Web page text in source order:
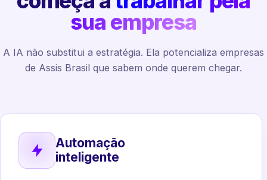
sua empresa
A IA não substitui a estratégia. Ela potencializa empresas
de Assis Brasil que sabem onde querem chegar.
Automação
inteligente